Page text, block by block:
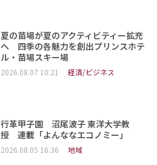
夏の苗場が夏のアクティビティー拡充
へ 四季の各魅力を創出プリンスホテ
ル・苗場スキー場
2026.08.07 10:21 経済/ビジネス
行革甲子園 沼尾波子 東洋大学教
授 連載「よんななエコノミー」
2026.08.05 16:36 地域